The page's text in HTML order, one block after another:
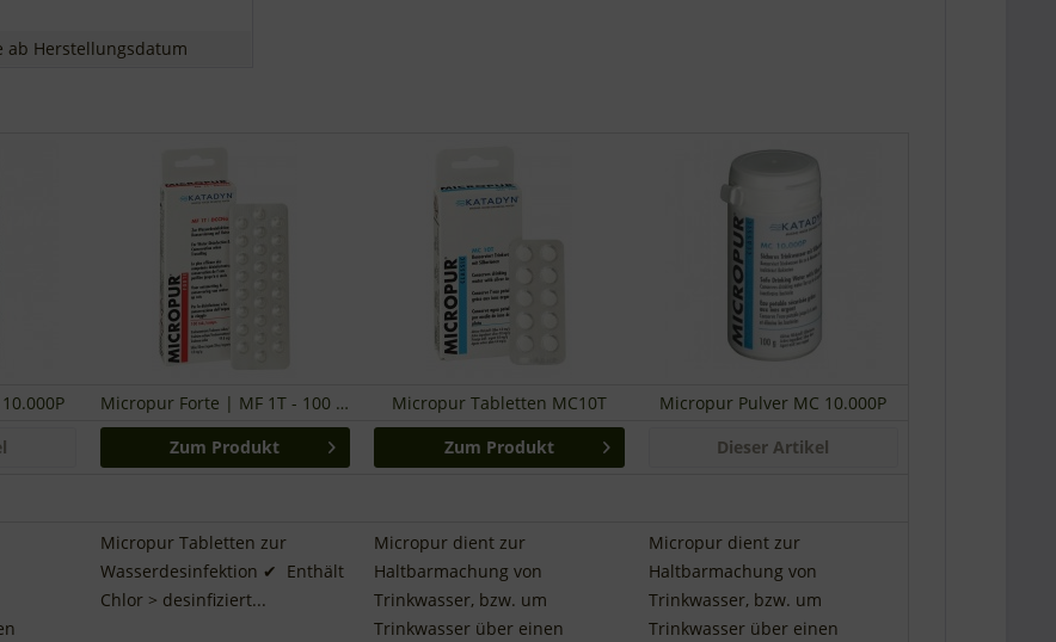
ab Herstellungsdatum
Micropur Forte | MF 1T - 100 Stk. Micropur Tabletten MC10T
Micropur Pulver MC 10.000P
Zum Produkt Zum Produkt Dieser Artikel
Micropur Tabletten zur
Wasserdesinfektion ✔ Enthält
Chlor > desinfiziert...
Micropur dient zur
Haltbarmachung von
Trinkwasser, bzw. um
Trinkwasser über einen
Micropur dient zur
Haltbarmachung von
Trinkwasser, bzw. um
Trinkwasser über einen